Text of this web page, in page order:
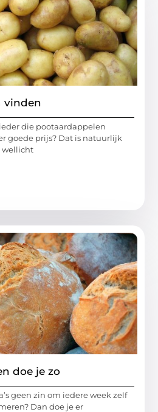
vinden
die pootaardappelen
goede prijs? Dat is natuurlijk
wellicht
doe je zo
geen zin om iedere week zelf
Dan doe je er